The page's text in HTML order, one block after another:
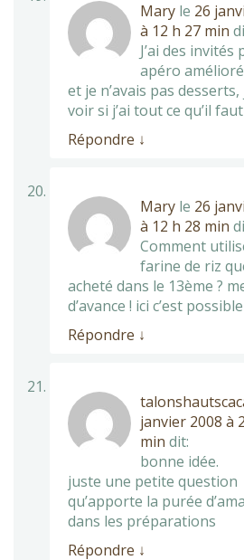
Mary le 26
à 12 h 27 min
J’ai des invités
apéro
et je n’avais pas
voir si j’ai tout ce qu’il
Répondre ↓
Mary le 26
à 12 h 28 min
Comment
farine de riz
acheté dans le 13ème ?
d’avance ! ici c’est
Répondre ↓
janvier 2008 à
min dit:
bonne idée.
juste une petite question
qu’apporte la purée
dans les préparations
Répondre ↓